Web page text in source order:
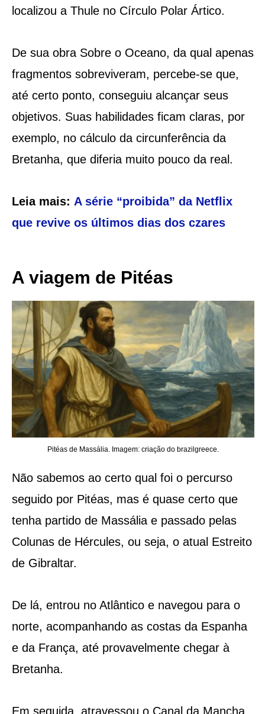
localizou a Thule no Círculo Polar Ártico.
De sua obra Sobre o Oceano, da qual apenas
fragmentos sobreviveram, percebe-se que,
até certo ponto, conseguiu alcançar seus
objetivos. Suas habilidades ficam claras, por
exemplo, no cálculo da circunferência da
Bretanha, que diferia muito pouco da real.
Leia mais: A série “proibida” da Netflix
que revive os últimos dias dos czares
A viagem de Pitéas
Pitéas de Massália. Imagem: criação do brazilgreece.
Não sabemos ao certo qual foi o percurso
seguido por Pitéas, mas é quase certo que
tenha partido de Massália e passado pelas
Colunas de Hércules, ou seja, o atual Estreito
de Gibraltar.
De lá, entrou no Atlântico e navegou para o
norte, acompanhando as costas da Espanha
e da França, até provavelmente chegar à
Bretanha.
Em seguida, atravessou o Canal da Mancha